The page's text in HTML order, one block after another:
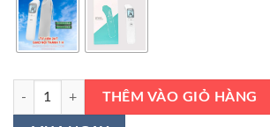
Nhiệt kế điện tử hồng ngoại giá rẻ Scan CK
THÊM VÀO GIỎ HÀNG